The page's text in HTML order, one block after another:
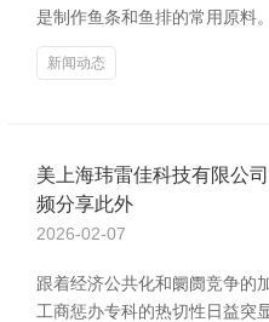
是制作鱼条和鱼排的常用原料
新闻动态
美上海玮雷佳科技有限公
频分享此外
2026-02-07
跟着经济公共化和阛阓竞争的
工商惩办专科的热切性日益突